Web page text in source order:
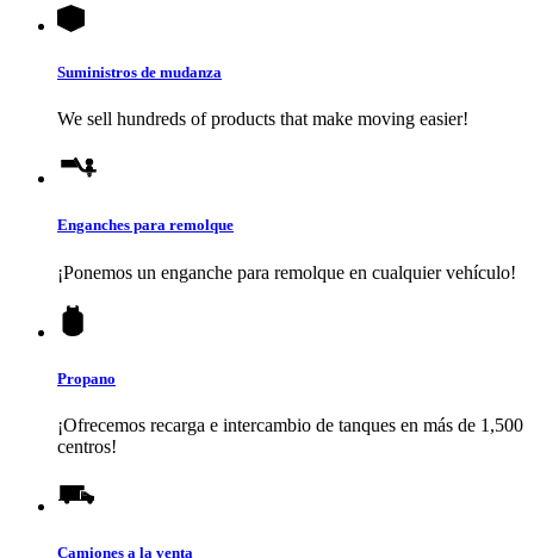
Suministros de mudanza
We sell hundreds of products that make moving easier!
Enganches para remolque
¡Ponemos un enganche para remolque en cualquier vehículo!
Propano
¡Ofrecemos recarga e intercambio de tanques en más de 1,500
centros!
Camiones a la venta